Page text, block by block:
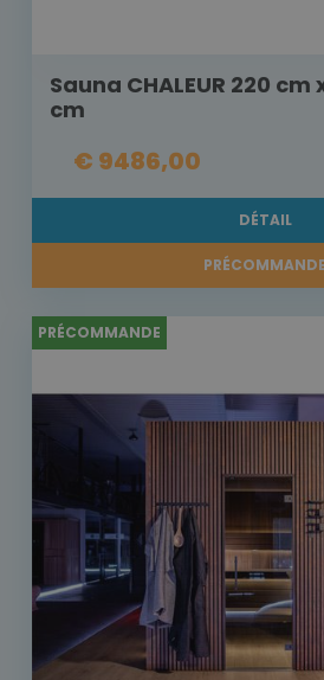
Sauna CHALEUR 220 cm
cm
€ 9486,00
DÉTAIL
PRÉCOMMANDE
PRÉCOMMANDE